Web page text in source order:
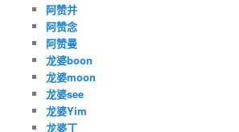
阿赞并
阿赞念
阿赞曼
龙婆boon
龙婆moon
龙婆see
龙婆Yim
龙婆丁